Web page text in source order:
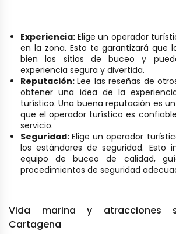
Experiencia: Elige un operador
en la zona. Esto te garantizará que
bien los sitios de buceo y
experiencia segura y divertida.
Reputación:Lee las reseñas de
obtener una idea de la
turístico. Una buena reputación es
que el operador turístico es
servicio.
Seguridad:Elige un operador
los estándares de seguridad. Esto
equipo de buceo de calidad,
procedimientos de seguridad
Vida marina y atracciones
Cartagena